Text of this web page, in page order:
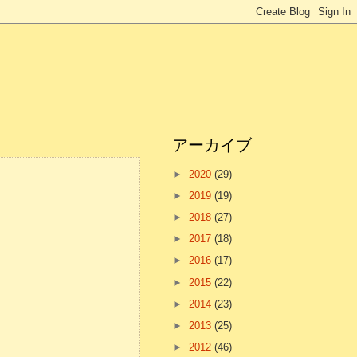
アーカイブ
► 2020 (29)
► 2019 (19)
► 2018 (27)
► 2017 (18)
► 2016 (17)
► 2015 (22)
► 2014 (23)
► 2013 (25)
► 2012 (46)